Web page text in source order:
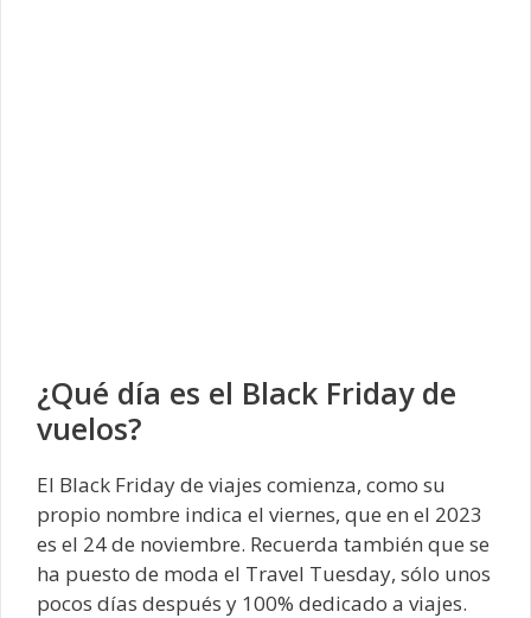
¿Qué día es el Black Friday de
vuelos?
El Black Friday de viajes comienza, como su
propio nombre indica el viernes, que en el 2023
es el 24 de noviembre. Recuerda también que se
ha puesto de moda el Travel Tuesday, sólo unos
pocos días después y 100% dedicado a viajes.